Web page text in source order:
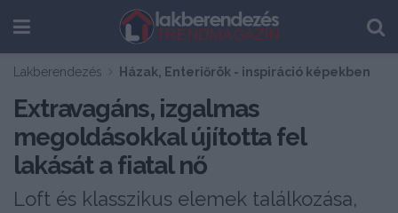
Lakberendezés Házak, Enteriőrök - inspiráció képekben
Extravagáns, izgalmas
megoldásokkal újította fel
lakását a fiatal nő
Loft és klasszikus elemek találkozása,